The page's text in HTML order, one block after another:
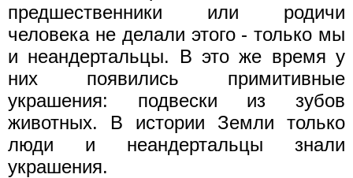
предшественники или родичи
человека не делали этого - только мы
и неандертальцы. В это же время у
них появились примитивные
украшения: подвески из зубов
животных. В истории Земли только
люди и неандертальцы знали
украшения.